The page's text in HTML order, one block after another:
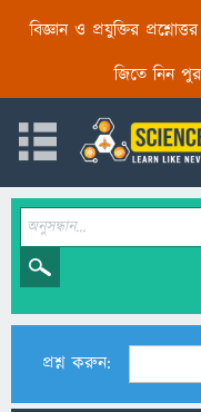
বিজ্ঞান ও প্রযুক্তির
জিতে নিন
প্রশ্ন করুন: